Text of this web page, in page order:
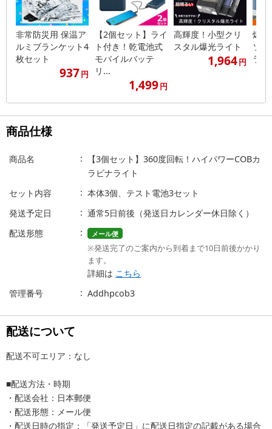
非常防災用 保温ア
ルミブランケット4
枚セット
937円
【2個セット】ライ
ト付き！乾電池式
モバイルバッテ
リ...
1,499円
高輝度！小型クリ
スタル爆光ライト
1,964円
爆光
ソ
ライ
商品仕様
商品名
【3個セット】360度回転！ハイパワーCOBカ
ラビナライト
セット内容
本体3個、テスト電池3セット
発送予定日
通常5日前後（発送日カレンダー休日除く）
配送形態
メール便
※発送完了のご案内から到着まで10日前後かかり
ます。
詳細は こちら
管理番号
Addhpcob3
配送について
配送不可エリア：なし
■配送方法・時期
・配送会社：日本郵便
・配送形態：メール便
・配送日時の指定：「発送予定日」に配送日指定の記載がある場合